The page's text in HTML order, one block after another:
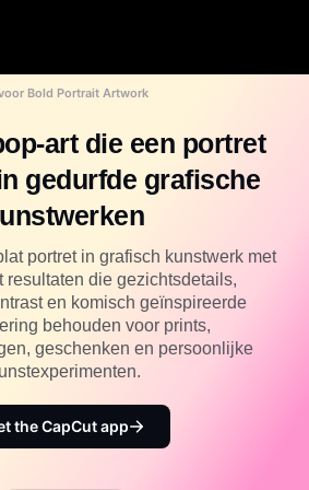
2.5
en -generator
en -editor
Campus
Bold Portrait Artwork
art die een portret
gedurfde grafische
portret in grafisch kunstwerk met
resultaten die gezichtsdetails,
en komisch geïnspireerde
behouden voor prints,
geschenken en persoonlijke
the CapCut app